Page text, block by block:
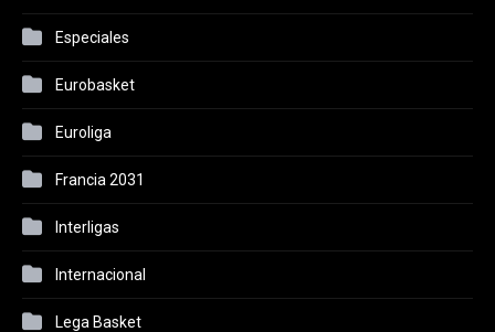
Especiales
Eurobasket
Euroliga
Francia 2031
Interligas
Internacional
Lega Basket